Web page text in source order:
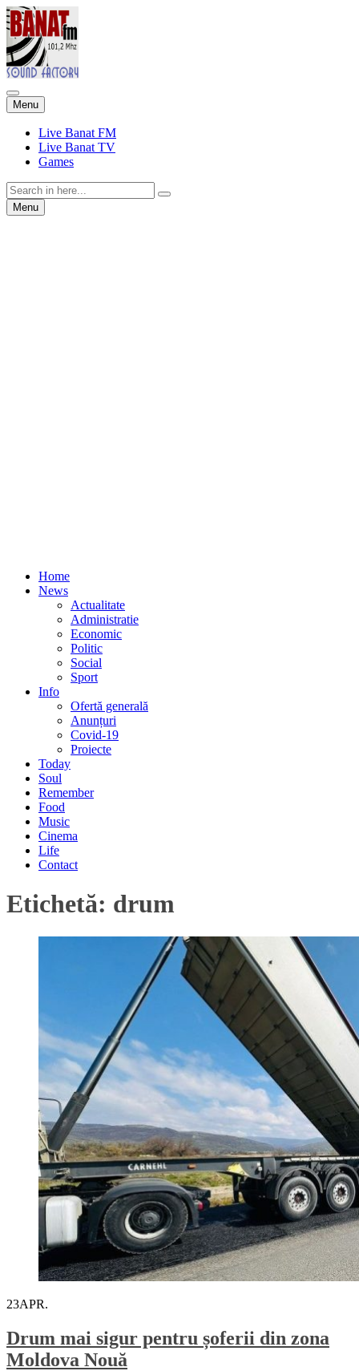
Menu Skip
to
content
Live Banat FM
Live Banat TV
Games
Search
for:Menu Skip
to
Home
News
Actualitate
Administratie
Economic
Politic
Social
Sport
Info
Ofertă generală
Anunțuri
Covid-19
Proiecte
Today
Soul
Remember
Food
Music
Cinema
Life
Contact
Etichetă: drum
23APR.
Drum mai sigur pentru șoferii din zona
Moldova Nouă